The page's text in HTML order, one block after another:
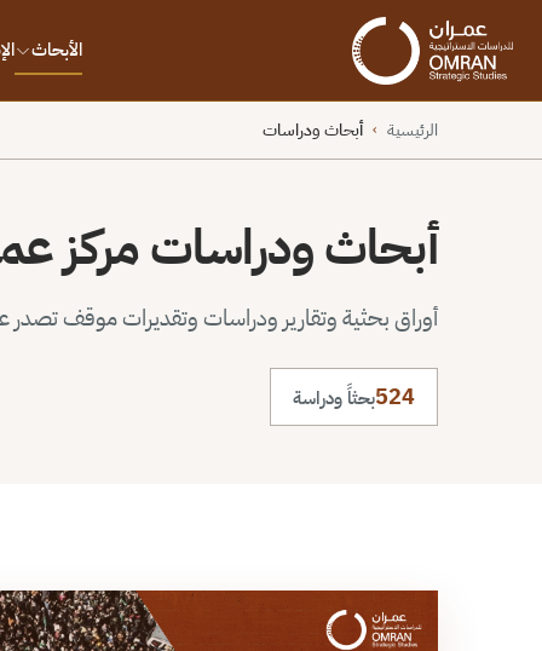
الأبحاث
الرئيسية › أبحاث ودراسات
أبحاث ودراسات مركز
أوراق بحثية وتقارير ودراسات وتقديرات موقف تصدر
524بحثاً ودراسة